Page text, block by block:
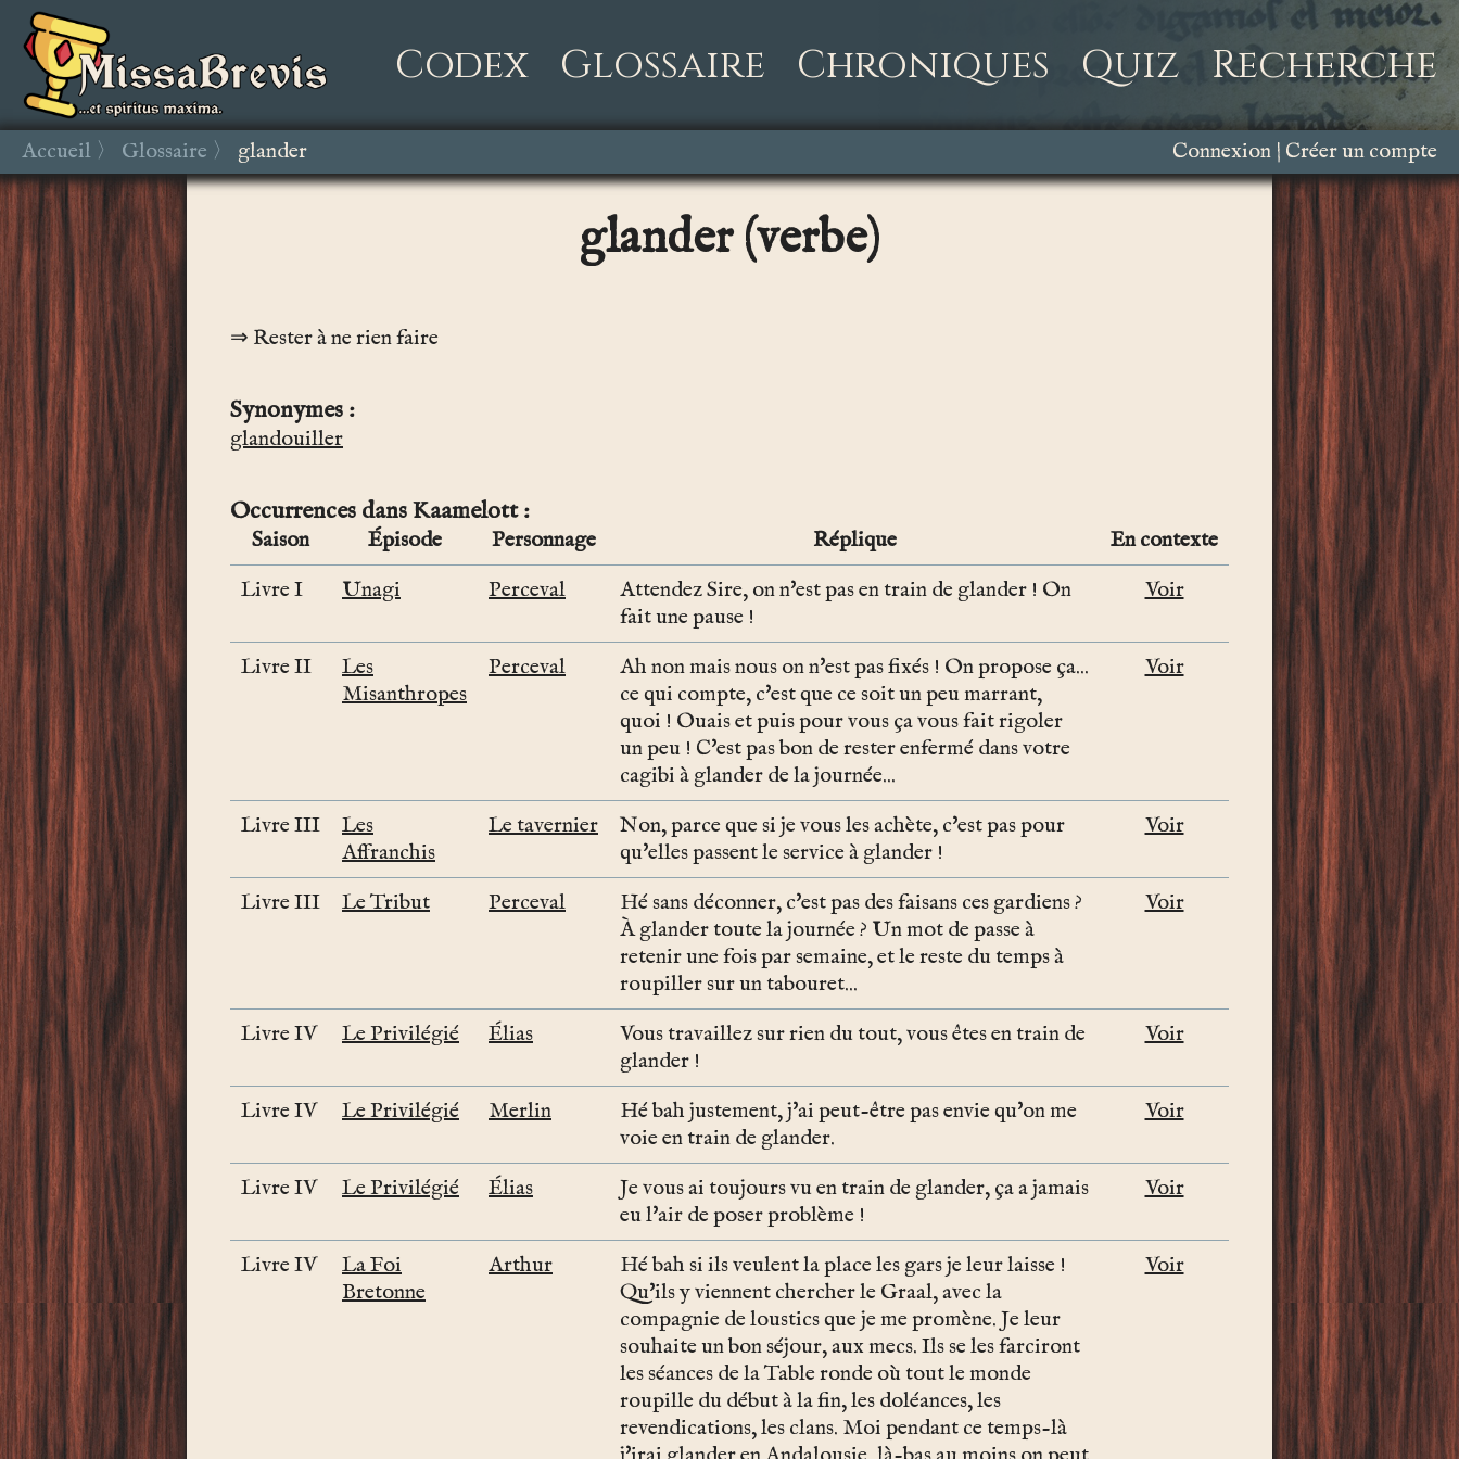
Codex Glossaire Chroniques Quiz Recherche
Accueil Glossaire glander Connexion Créer un compte
glander (verbe)
Rester à ne rien faire
Synonymes
glandouiller
Occurrences dans Kaamelott
Saison Épisode Personnage Réplique
En contexte
Livre I
Unagi Perceval
Attendez Sire, on n'est pas en train de glander ! On
fait une pause !
Voir
Livre II
Les
Misanthropes
Perceval
Ah non mais nous on n'est pas fixés ! On propose ça...
ce qui compte, c'est que ce soit un peu marrant,
quoi ! Ouais et puis pour vous ça vous fait rigoler
un peu ! C'est pas bon de rester enfermé dans votre
cagibi à glander de la journée...
Voir
Livre III
Les
Affranchis
Le tavernier
Non, parce que si je vous les achète, c'est pas pour
qu'elles passent le service à glander !
Voir
Livre III Le Tribut Perceval
Hé sans déconner, c'est pas des faisans ces gardiens ?
À glander toute la journée ? Un mot de passe à
retenir une fois par semaine, et le reste du temps à
roupiller sur un tabouret...
Voir
Livre IV Le Privilégié Élias
Vous travaillez sur rien du tout, vous êtes en train de
glander !
Voir
Livre IV Le Privilégié Merlin
Hé bah justement, j'ai peut-être pas envie qu'on me
voie en train de glander.
Voir
Livre IV Le Privilégié Élias
Je vous ai toujours vu en train de glander, ça a jamais
eu l'air de poser problème !
Voir
Livre IV
La Foi
Bretonne
Arthur
Hé bah si ils veulent la place les gars je leur laisse !
Qu'ils y viennent chercher le Graal, avec la
compagnie de loustics que je me promène. Je leur
souhaite un bon séjour, aux mecs. Ils se les farciront
les séances de la Table ronde où tout le monde
roupille du début à la fin, les doléances, les
revendications, les clans. Moi pendant ce temps-là
Voir